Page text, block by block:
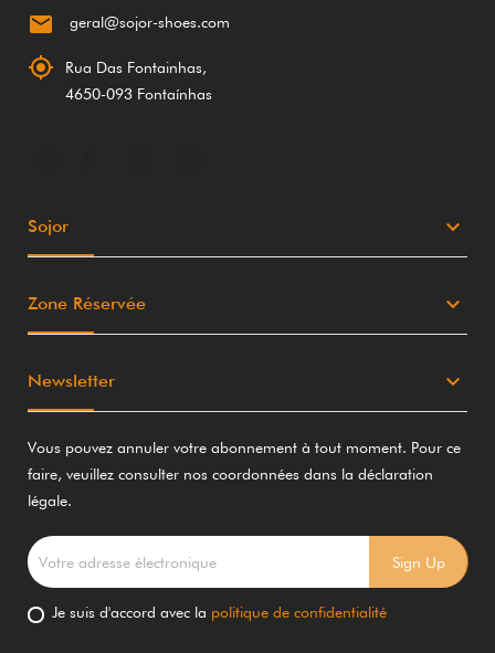
 geral@sojor-shoes.com

Rua Das Fontainhas,
4650-093 Fontaínhas
Sojor keyboard_arrow_down
Zone Réservée keyboard_arrow_down
Newsletter keyboard_arrow_down
Vous pouvez annuler votre abonnement à tout moment. Pour ce
faire, veuillez consulter nos coordonnées dans la déclaration
légale.
Je suis d'accord avec la politique de confidentialité